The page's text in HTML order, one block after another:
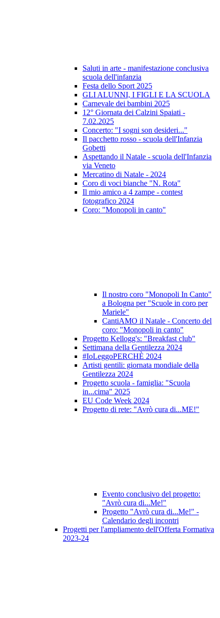
Saluti in arte - manifestazione conclusiva
scuola dell'infanzia
Festa dello Sport 2025
GLI ALUNNI, I FIGLI E LA SCUOLA
Carnevale dei bambini 2025
12° Giornata dei Calzini Spaiati -
7.02.2025
Concerto: "I sogni son desideri..."
Il pacchetto rosso - scuola dell'Infanzia
Gobetti
Aspettando il Natale - scuola dell'Infanzia
via Veneto
Mercatino di Natale - 2024
Coro di voci bianche "N. Rota"
Il mio amico a 4 zampe - contest
fotografico 2024
Coro: "Monopoli in canto"
Il nostro coro "Monopoli In Canto"
a Bologna per "Scuole in coro per
Mariele"
CantiAMO il Natale - Concerto del
coro: "Monopoli in canto"
Progetto Kellogg's: "Breakfast club"
Settimana della Gentilezza 2024
#IoLeggoPERCHÈ 2024
Artisti gentili: giornata mondiale della
Gentilezza 2024
Progetto scuola - famiglia: "Scuola
in...cima" 2025
EU Code Week 2024
Progetto di rete: "Avrò cura di...ME!"
Evento conclusivo del progetto:
"Avrò cura di...Me!"
Progetto "Avrò cura di...Me!" -
Calendario degli incontri
Progetti per l'ampliamento dell'Offerta Formativa
2023-24